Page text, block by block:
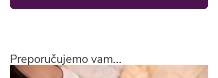
Preporučujemo vam...